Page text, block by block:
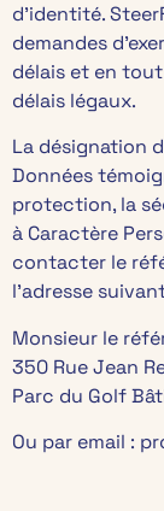
d’identité.
demandes
délais et en
délais légaux.
La désignation
Données
protection, la
à Caractère
contacter le
l’adresse
Monsieur le
350 Rue Jean
Parc du Golf
Ou par email :